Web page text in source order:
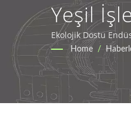
Yeşil
Ekolojik Dostu
Home /